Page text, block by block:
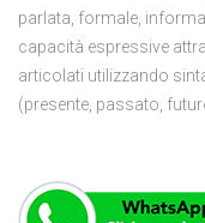
parlata, formale,
capacità espressive
articolati utilizzando
(presente, passato,